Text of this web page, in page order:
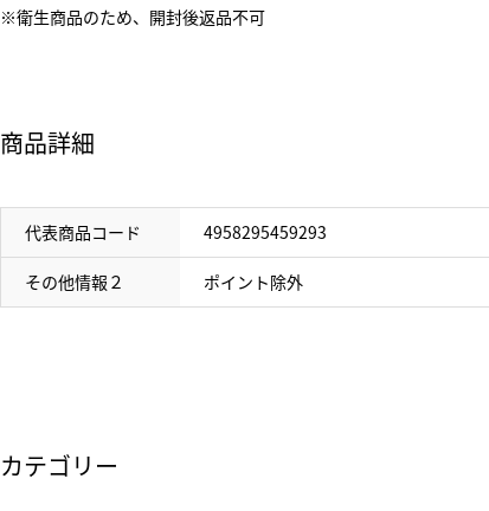
※衛生商品のため、開封後返品不可
商品詳細
代表商品コード 4958295459293
その他情報２ ポイント除外
カテゴリー